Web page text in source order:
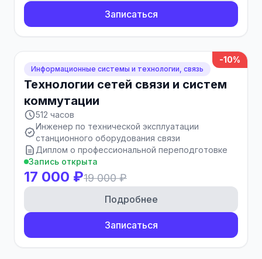
Записаться
-10%
Информационные системы и технологии, связь
Технологии сетей связи и систем
коммутации
512 часов
Инженер по технической эксплуатации
станционного оборудования связи
Диплом о профессиональной переподготовке
Запись открыта
17 000 ₽19 000 ₽
Подробнее
Записаться